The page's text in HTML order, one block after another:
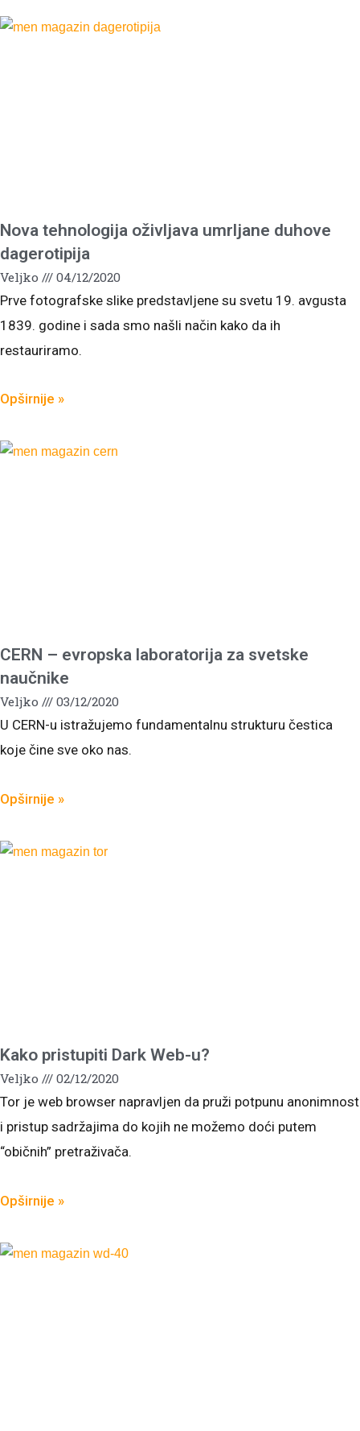
Nova tehnologija oživljava umrljane duhove
dagerotipija
Veljko
04/12/2020
Prve fotografske slike predstavljene su svetu 19. avgusta
1839. godine i sada smo našli način kako da ih
restauriramo.
Opširnije »
CERN – evropska laboratorija za svetske
naučnike
Veljko
03/12/2020
U CERN-u istražujemo fundamentalnu strukturu čestica
koje čine sve oko nas.
Opširnije »
Kako pristupiti Dark Web-u?
Veljko
02/12/2020
Tor je web browser napravljen da pruži potpunu anonimnost
i pristup sadržajima do kojih ne možemo doći putem
“običnih” pretraživača.
Opširnije »